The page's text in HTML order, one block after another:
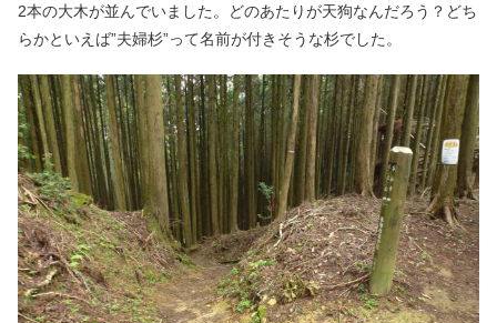
2本の大木が並んでいました。どのあたりが天狗なんだろう？どち
らかといえば”夫婦杉”って名前が付きそうな杉でした。